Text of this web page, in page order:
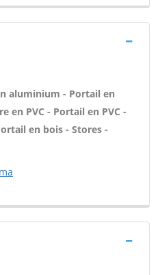
aluminium - Portail en
en PVC - Portail en PVC -
en bois - Stores -